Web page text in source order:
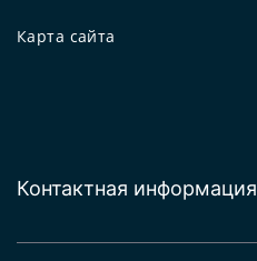
Карта сайта
Контактная информация